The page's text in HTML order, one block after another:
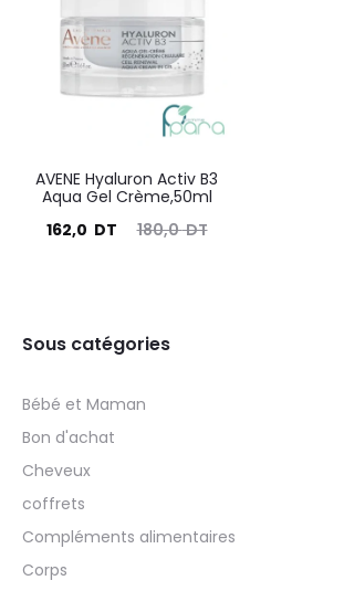
AVENE Hyaluron Activ B3
Aqua Gel Crème,50ml
180,0DT
Le
180,0
DT.
162,0 DT
Le
DT.
Sous catégories
Bébé et Maman
Bon d'achat
Cheveux
coffrets
Compléments alimentaires
Corps